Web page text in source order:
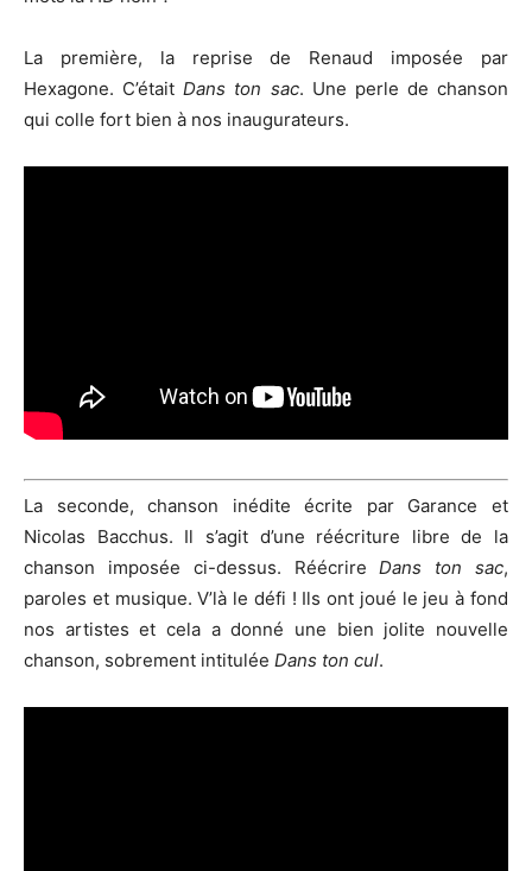
La première, la reprise de Renaud imposée par
Hexagone. C’étaitDans ton sac. Une perle de chanson
qui colle fort bien à nos inaugurateurs.
La seconde, chanson inédite écrite par Garance et
Nicolas Bacchus. Il s’agit d’une réécriture libre de la
chanson imposée ci-dessus. RéécrireDans ton sac,
paroles et musique. V’là le défi ! Ils ont joué le jeu à fond
nos artistes et cela a donné une bien jolite nouvelle
chanson, sobrement intitulée Dans ton cul.